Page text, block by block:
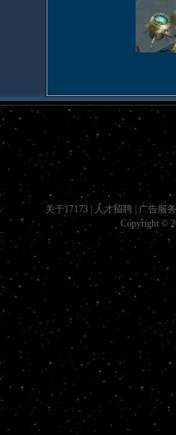
关于17173 人才招聘
广告服务
Copyright ©